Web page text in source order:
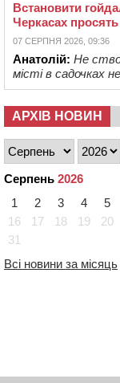
Встановити
Черкасах
07 СЕРПНЯ 2026, 09:36
Анатолій: Не
місті в садочках
АРХІВ НОВИН
Серпень 2026
1
2 3 4 5
16
17 18 19 20
31
Всі новини за місяць